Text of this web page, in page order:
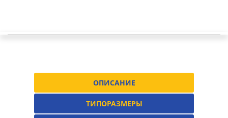
ОПИСАНИЕ
ТИПОРАЗМЕРЫ